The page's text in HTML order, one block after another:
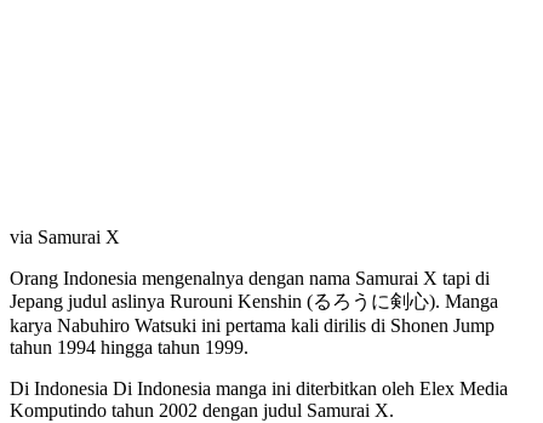
via Samurai X
Orang Indonesia mengenalnya dengan nama Samurai X tapi di
Jepang judul aslinya Rurouni Kenshin (るろうに剣心). Manga
karya Nabuhiro Watsuki ini pertama kali dirilis di Shonen Jump
tahun 1994 hingga tahun 1999.
Di Indonesia Di Indonesia manga ini diterbitkan oleh Elex Media
Komputindo tahun 2002 dengan judul Samurai X.